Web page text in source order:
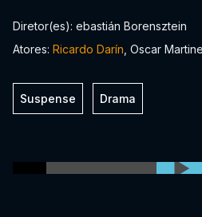
Diretor(es): ebastián Borensztein
Atores: Ricardo Darín , Oscar
Suspense Drama